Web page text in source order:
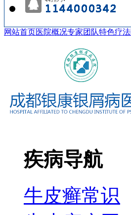
网站首页医院概况专家团队特色疗法
疾病导航
牛皮癣常识